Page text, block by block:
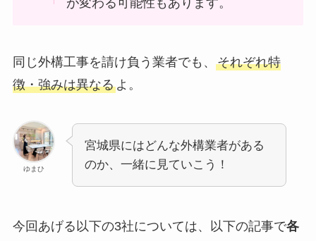
同じ外構工事を請け負う業者でも、 それぞれ特
徴・強みは異なるよ。
ゆまひ
宮城県にはどんな外構業者がある
のか、一緒に見ていこう！
今回あげる以下の3社については、以下の記事で各